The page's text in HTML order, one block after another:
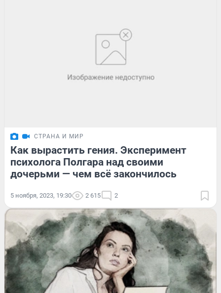
СТРАНА И МИР
Как вырастить гения. Эксперимент
психолога Полгара над своими
дочерьми — чем всё закончилось
5 ноября, 2023, 19:30 2 615 2